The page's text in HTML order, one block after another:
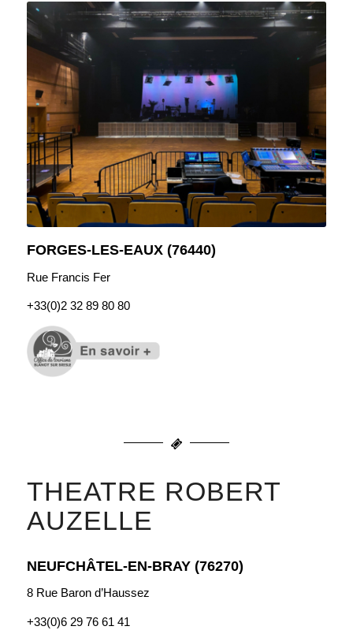
FORGES-LES-EAUX (76440)
Rue Francis Fer
+33(0)2 32 89 80 80
THEATRE ROBERT
AUZELLE
NEUFCHÂTEL-EN-BRAY (76270)
8 Rue Baron d’Haussez
+33(0)6 29 76 61 41